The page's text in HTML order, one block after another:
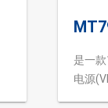
是一
电源